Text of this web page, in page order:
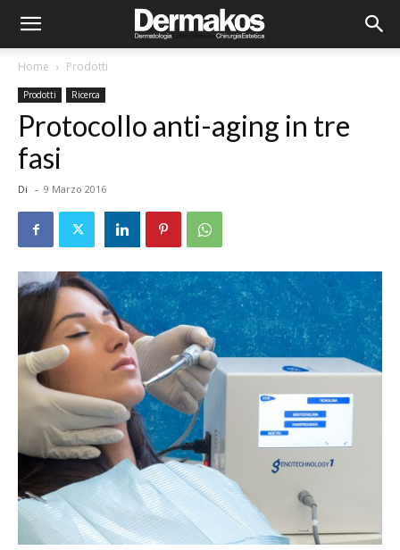
Home Prodotti
Prodotti Ricerca
Protocollo anti-aging in tre
fasi
Di - 9 Marzo 2016